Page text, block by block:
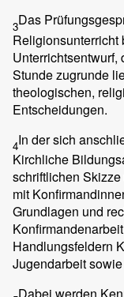
3Das
Religionsunterricht
Stunde zugrunde
theologischen,
Entscheidungen.
4In der sich
Kirchliche
schriftlichen
mit
Grundlagen und
Handlungsfeldern
Jugendarbeit
Dabei werden